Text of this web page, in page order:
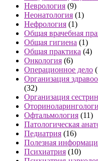
Неврология (9)
Неонатология (1)
Нефрология (1)
Общая врачебная
Общая гигиена (1)
Общая практика (4)
Онкология (6)
Операционное дело
Организация
(32)
Организация
Офтальмология (11)
Патологическая
Педиатрия (16)
Полезная
Психиатрия (10)